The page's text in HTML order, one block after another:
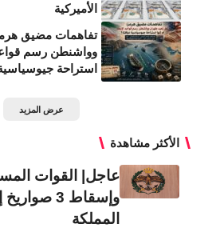
الأميركية
تفاهمات مضيق
وواشنطن رسم قواعد
استراحة
عرض المزيد
الأكثر مشاهدة
عاجل| القوات
وإسقاط 3
المملكة